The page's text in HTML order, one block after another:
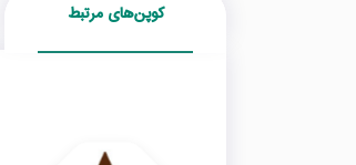
کوپن‌های مرتبط